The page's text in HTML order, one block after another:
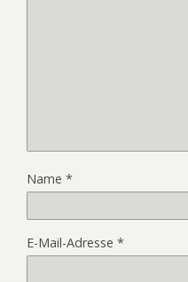
Name *
E-Mail-Adresse *